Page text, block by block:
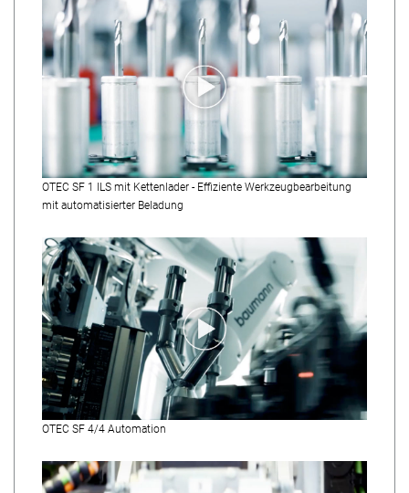
OTEC SF 1 ILS mit Kettenlader - Effiziente Werkzeugbearbeitung
mit automatisierter Beladung
OTEC SF 4/4 Automation